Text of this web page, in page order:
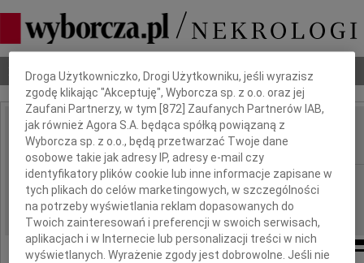
Nekrologi Odeszli Poradnik pogrzebowy
IMIĘ I NAZWISKO: Zbigniew Jańczak
REGION: Poznań
DATA EMISJI: 16.10.2013
Dbamy o Twoją prywatność
Droga Użytkowniczko, Drogi Użytkowniku, jeśli wyrazisz
zgodę klikając "Akceptuję", Wyborcza sp. z o.o. oraz jej
Zaufani Partnerzy, w tym [872] Zaufanych Partnerów IAB,
jak również Agora S.A. będąca spółką powiązaną z
Wyborcza sp. z o.o., będą przetwarzać Twoje dane
osobowe takie jak adresy IP, adresy e-mail czy
identyfikatory plików cookie lub inne informacje zapisane w
tych plikach do celów marketingowych, w szczególności
na potrzeby wyświetlania reklam dopasowanych do
Twoich zainteresowań i preferencji w swoich serwisach,
aplikacjach i w Internecie lub personalizacji treści w nich
wyświetlanych. Wyrażenie zgody jest dobrowolne. Jeśli nie